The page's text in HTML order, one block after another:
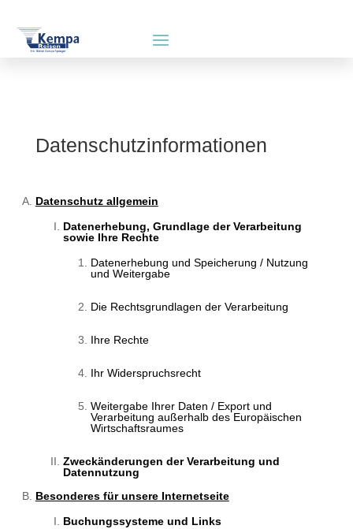
Datenschutzinformationen
Datenschutz allgemein
Datenerhebung, Grundlage der Verarbeitung
sowie Ihre Rechte
Datenerhebung und Speicherung / Nutzung
und Weitergabe
Die Rechtsgrundlagen der Verarbeitung
Ihre Rechte
Ihr Widerspruchsrecht
Weitergabe Ihrer Daten / Export und
Verarbeitung außerhalb des Europäischen
Wirtschaftsraumes
Zweckänderungen der Verarbeitung und
Datennutzung
Besonderes für unsere Internetseite
Buchungssysteme und Links